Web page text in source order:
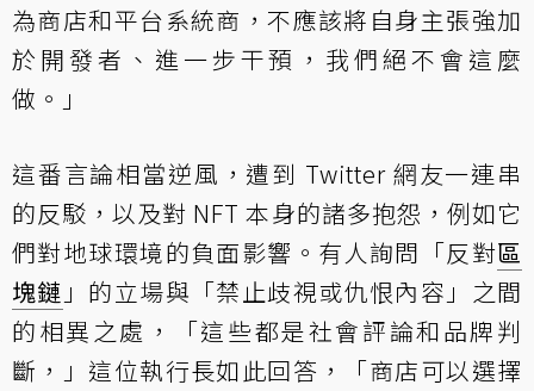
為商店和平台系統商，不應該將自身主張強加
於開發者、進一步干預，我們絕不會這麼
做。」
這番言論相當逆風，遭到 Twitter 網友一連串
的反駁，以及對 NFT 本身的諸多抱怨，例如它
們對地球環境的負面影響。有人詢問「反對區
塊鏈 」的立場與「禁止歧視或仇恨內容」之間
的相異之處，「這些都是社會評論和品牌判
斷，」這位執行長如此回答，「商店可以選擇